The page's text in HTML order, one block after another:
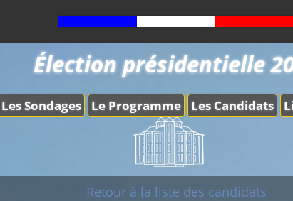
Les Sondages Le Programme Les Candidats
Élection présidentielle
Retour à la liste des candidats